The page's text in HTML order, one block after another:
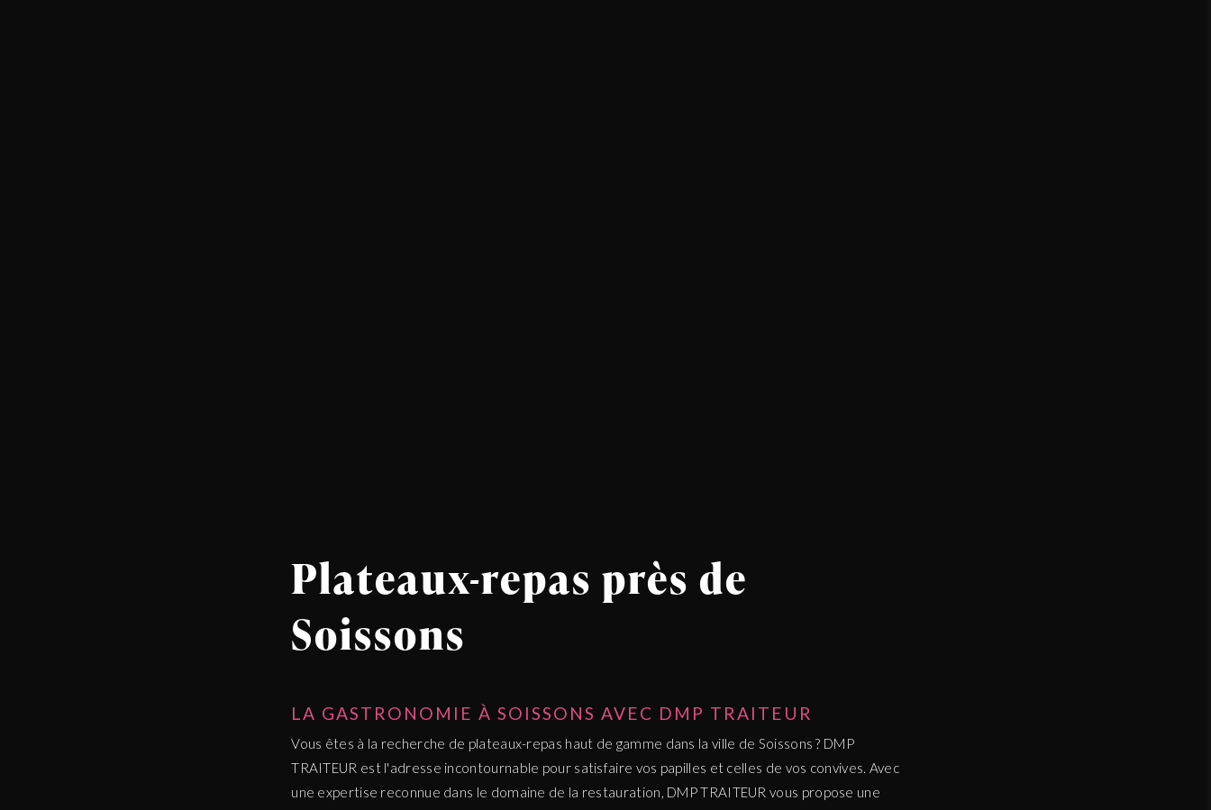
Plateaux-repas près de
Soissons
LA GASTRONOMIE À SOISSONS AVEC DMP TRAITEUR
Vous êtes à la recherche de plateaux-repas haut de gamme dans la ville de Soissons ? DMP
TRAITEUR est l'adresse incontournable pour satisfaire vos papilles et celles de vos convives. Avec
une expertise reconnue dans le domaine de la restauration, DMP TRAITEUR vous propose une